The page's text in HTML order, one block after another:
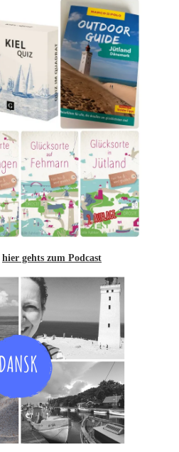
hier gehts zum Podcast